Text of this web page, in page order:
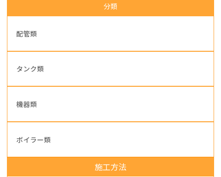
分類
配管類
タンク類
機器類
ボイラー類
施工方法